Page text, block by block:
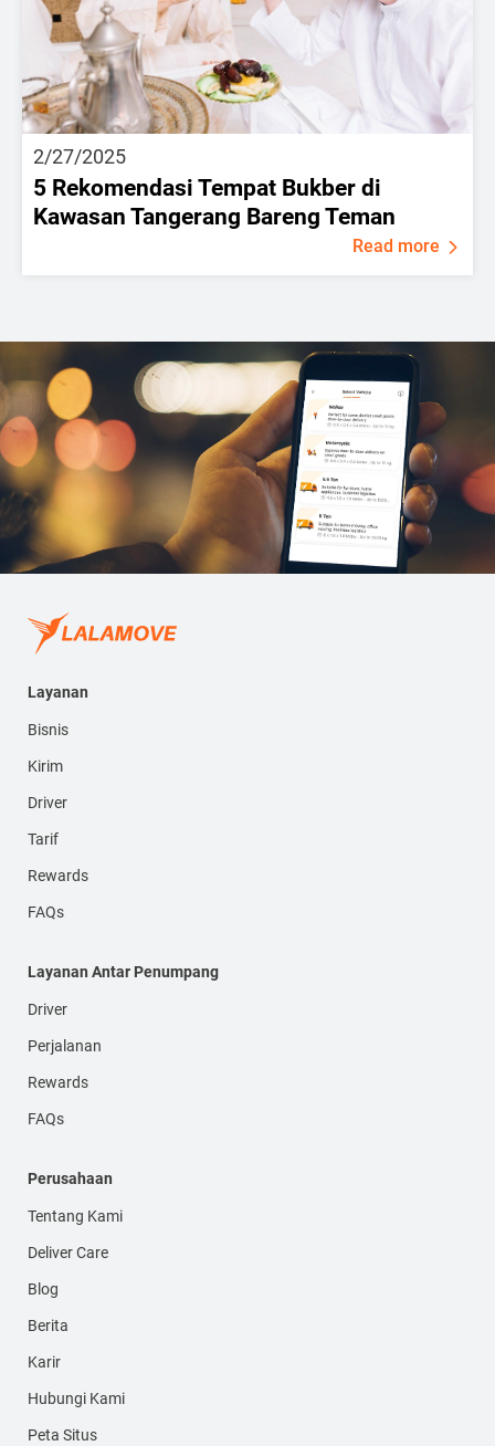
2/27/2025
5 Rekomendasi Tempat Bukber di
Kawasan Tangerang Bareng Teman
Read more
Layanan
Bisnis
Kirim
Driver
Tarif
Rewards
FAQs
Layanan Antar Penumpang
Driver
Perjalanan
Rewards
FAQs
Perusahaan
Tentang Kami
Deliver Care
Blog
Berita
Karir
Hubungi Kami
Peta Situs